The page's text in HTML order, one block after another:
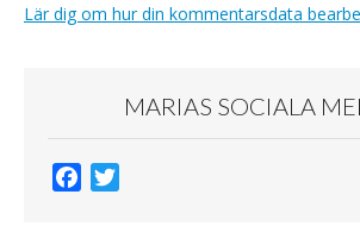
Lär dig om hur din kommentarsdata
MARIAS SOCIALA